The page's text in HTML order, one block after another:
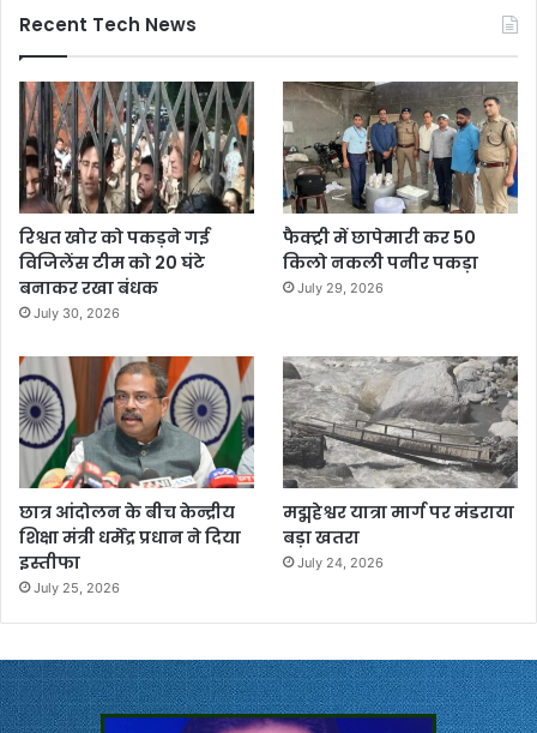
Recent Tech News
रिश्वत खोर को पकड़ने गई
विजिलेंस टीम को 20 घंटे
बनाकर रखा बंधक
July 30, 2026
फैक्ट्री में छापेमारी कर 50
किलो नकली पनीर पकड़ा
July 29, 2026
छात्र आंदोलन के बीच केन्द्रीय
शिक्षा मंत्री धर्मेंद्र प्रधान ने दिया
इस्तीफा
July 25, 2026
मद्महेश्वर यात्रा मार्ग पर मंडराया
बड़ा खतरा
July 24, 2026